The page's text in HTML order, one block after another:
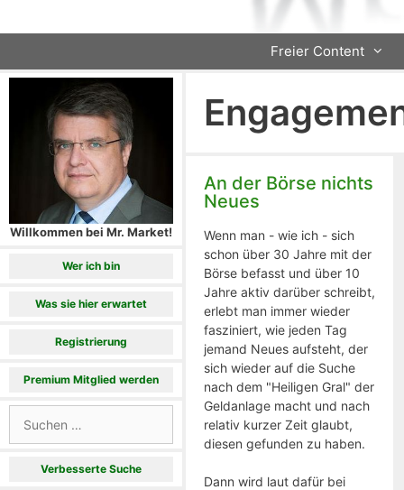
Freier Content
An der Börse nichts
Neues
Wenn man - wie ich - sich
schon über 30 Jahre mit der
Börse befasst und über 10
Jahre aktiv darüber schreibt,
erlebt man immer wieder
fasziniert, wie jeden Tag
jemand Neues aufsteht, der
sich wieder auf die Suche
nach dem "Heiligen Gral" der
Geldanlage macht und nach
relativ kurzer Zeit glaubt,
diesen gefunden zu haben.
Dann wird laut dafür bei
Willkommen bei Mr. Market!
Wer ich bin
Was sie hier erwartet
Registrierung
Premium Mitglied werden
nach:
Verbesserte Suche